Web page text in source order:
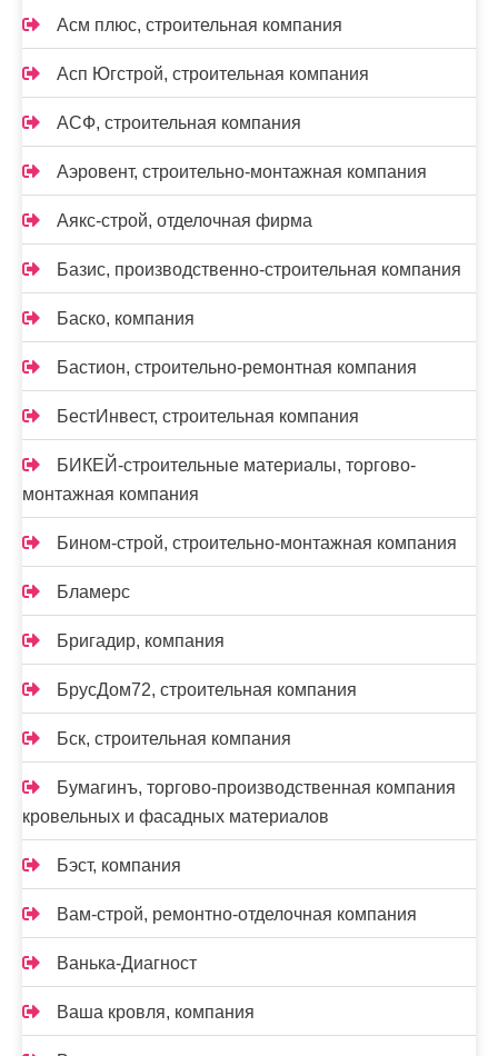
Асм плюс, строительная компания
Асп Югстрой, строительная компания
АСФ, строительная компания
Аэровент, строительно-монтажная компания
Аякс-строй, отделочная фирма
Базис, производственно-строительная компания
Баско, компания
Бастион, строительно-ремонтная компания
БестИнвест, строительная компания
БИКЕЙ-строительные материалы, торгово-
монтажная компания
Бином-строй, строительно-монтажная компания
Бламерс
Бригадир, компания
БрусДом72, строительная компания
Бск, строительная компания
Бумагинъ, торгово-производственная компания
кровельных и фасадных материалов
Бэст, компания
Вам-cтрой, ремонтно-отделочная компания
Ванька-Диагност
Ваша кровля, компания